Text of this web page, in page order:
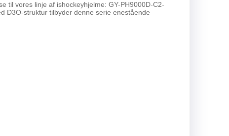
til vores linje af ishockeyhjelme: GY-PH9000D-C2-
D3O-struktur tilbyder denne serie enestående